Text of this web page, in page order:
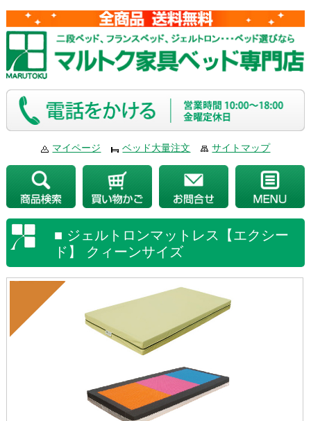
マイページ ベッド大量注文 サイトマップ
■ ジェルトロンマットレス【エクシー
ド】 クィーンサイズ